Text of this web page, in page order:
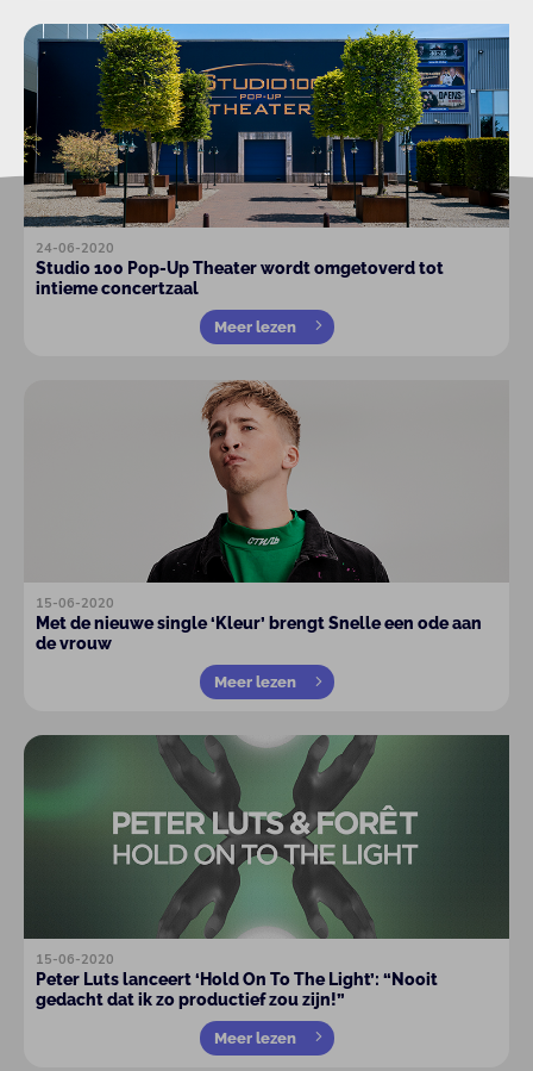
24-06-2020
Studio 100 Pop-Up Theater wordt omgetoverd tot
intieme concertzaal
Meer lezen
15-06-2020
Met de nieuwe single ‘Kleur’ brengt Snelle een ode aan
de vrouw
Meer lezen
15-06-2020
Peter Luts lanceert ‘Hold On To The Light’: “Nooit
gedacht dat ik zo productief zou zijn!”
Meer lezen